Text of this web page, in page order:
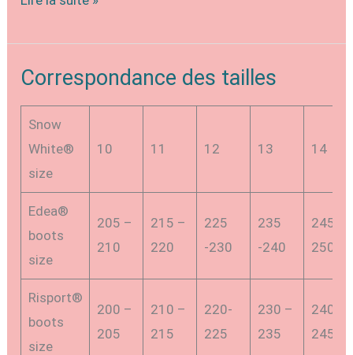
Correspondance des tailles
Snow
White®
size
10 11 12 13 14
Edea®
boots
size
205 –
210
215 –
220
225
-230
235
-240
245 –
250
Risport®
boots
size
200 –
205
210 –
215
220-
225
230 –
235
240 –
245